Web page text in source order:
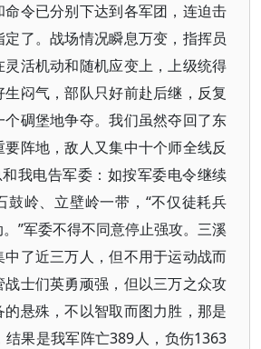
令已分别下达到各军团，连迫击
了。战场情况瞬息万变，指挥员
灵活机动和随机应变上，上级统得
闷气，部队只好前赴后继，反复
个碉堡地争夺。我们虽然夺回了东
阵地，敌人又集中十个师全线反
我电告军委：如按军委电令继续
鼓岭、立壁岭一带，“不仅徒耗兵
”军委不得不同意停止强攻。三溪
了近三万人，但不用于运动战而
战士们英勇顽强，但以三万之众攻
悬殊，不以智取而图力胜，那是
结果是我军阵亡389人，负伤1363